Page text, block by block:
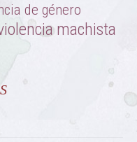
de género
machista